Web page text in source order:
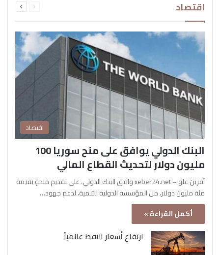
اقتصاد الصفحةالصفحة
اقتصاد
البنك الدولي يوافق على منح سوريا 100
مليون دولار لتحديث القطاع المالي
آفرين علو – xeber24.net وافق البنك الدولي، على تقديم منحةٍ بقيمة
مئة مليون دولار، من المؤسسة الدولية للتنمية، لدعم جهود…
أكمل القراءة »
ارتفاع أسعار النفط عالمياً